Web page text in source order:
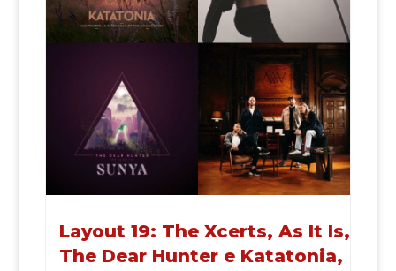
Layout 19: The Xcerts, As It Is,
The Dear Hunter e Katatonia,